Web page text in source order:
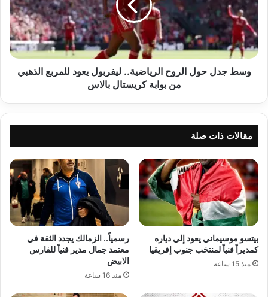
الرياضية..
ليفربول
يعود
للمربع
الذهبي
منوسط جدل حول الروح الرياضية.. ليفربول يعود للمربع الذهبي
من بوابة كريستال بالاس
مقالات ذات صلة
بيتسو موسيماني يعود إلي دياره
كمديراً فنياً لمنتخب جنوب إفريقيا
منذ 15 ساعة
رسمياً.. الزمالك يجدد الثقة في
معتمد جمال مدير فنياً للفارس
الابيض
منذ 16 ساعة